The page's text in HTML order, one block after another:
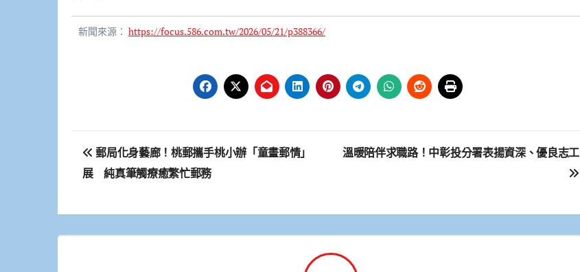
新聞來源： https://focus.586.com.tw/2026/05/21/p388366/
文
章
覽
郵局化身藝廊！桃郵攜手桃小辦「童畫郵情」
展 純真筆觸療癒繁忙郵務
溫暖陪伴求職路！中彰投分署表揚資深、優良志工